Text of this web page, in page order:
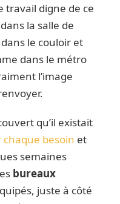
travail digne de ce
la salle de
le couloir et
dans le métro
l’image
qu’il existait
besoin et
semaines
bureaux
juste à côté